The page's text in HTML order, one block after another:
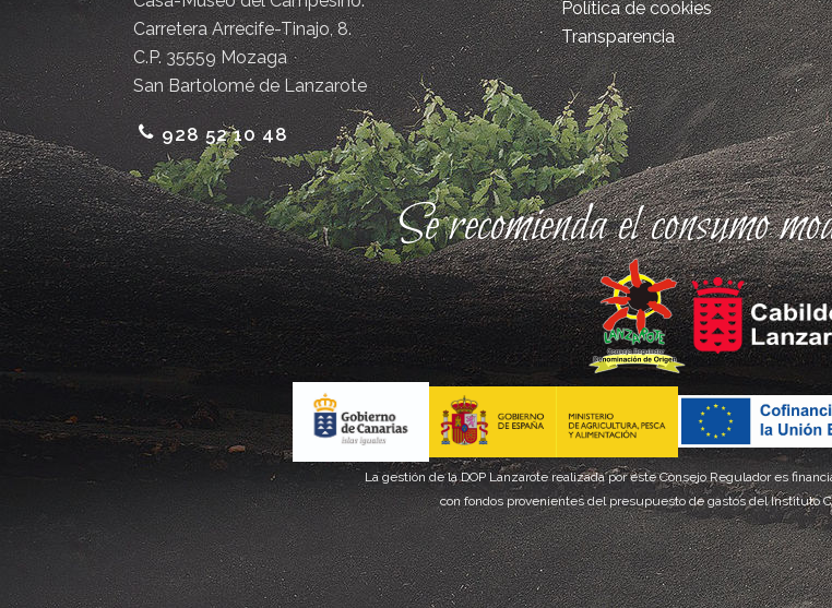
Carretera Arrecife-Tinajo, 8.
C.P. 35559 Mozaga
San Bartolomé de Lanzarote
928 52 10 48
Política de cookies
Transparencia
Se recomienda el consumo
La gestión de la DOP Lanzarote realizada por este Consejo Regulador es
con fondos provenientes del presupuesto de gastos del Instituto